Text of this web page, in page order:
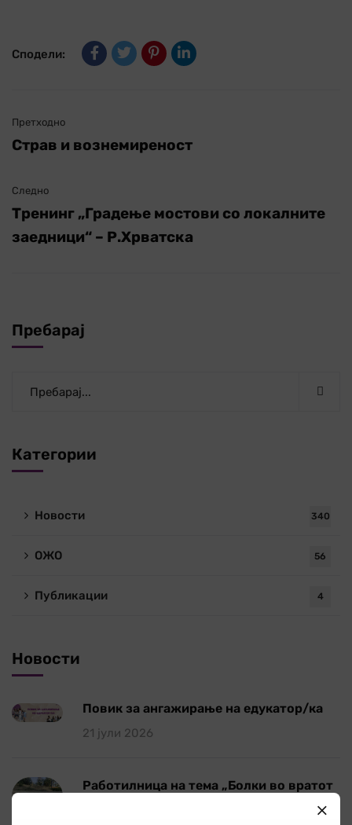
Сподели:
Претходно
Страв и вознемиреност
Следно
Тренинг „Градење мостови со локалните
заедници“ – Р.Хрватска
Пребарај
Категории
Новости 340
ОЖО 56
Публикации 4
Новости
Повик за ангажирање на едукатор/ка
21 јули 2026
Работилница на тема „Болки во вратот